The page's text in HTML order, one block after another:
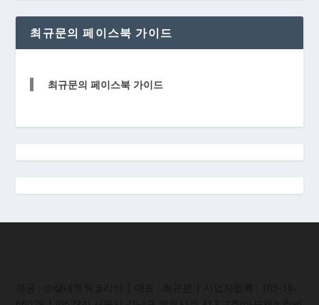
최규문의 페이스북 가이드
최규문의 페이스북 가이드